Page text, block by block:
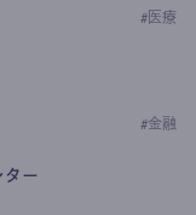
# 医療
#金融
ター